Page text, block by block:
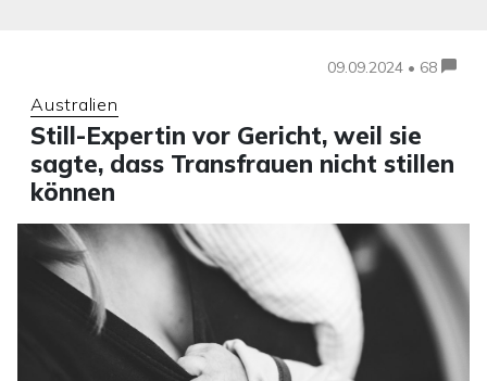
09.09.2024 • 68
Australien
Still-Expertin vor Gericht, weil sie
sagte, dass Transfrauen nicht stillen
können